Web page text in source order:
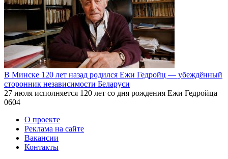
В Минске 120 лет назад родился Ежи Гедройц — убеждённый
сторонник независимости Беларуси
27 июля исполняется 120 лет со дня рождения Ежи Гедройца
0604
О проекте
Реклама на сайте
Вакансии
Контакты